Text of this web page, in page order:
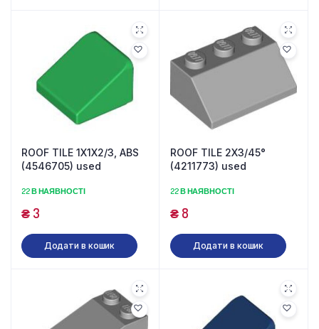
ROOF TILE 1X1X2/3, ABS
(4546705) used
22 В НАЯВНОСТІ
₴3
Додати в кошик
ROOF TILE 2X3/45°
(4211773) used
22 В НАЯВНОСТІ
₴8
Додати в кошик